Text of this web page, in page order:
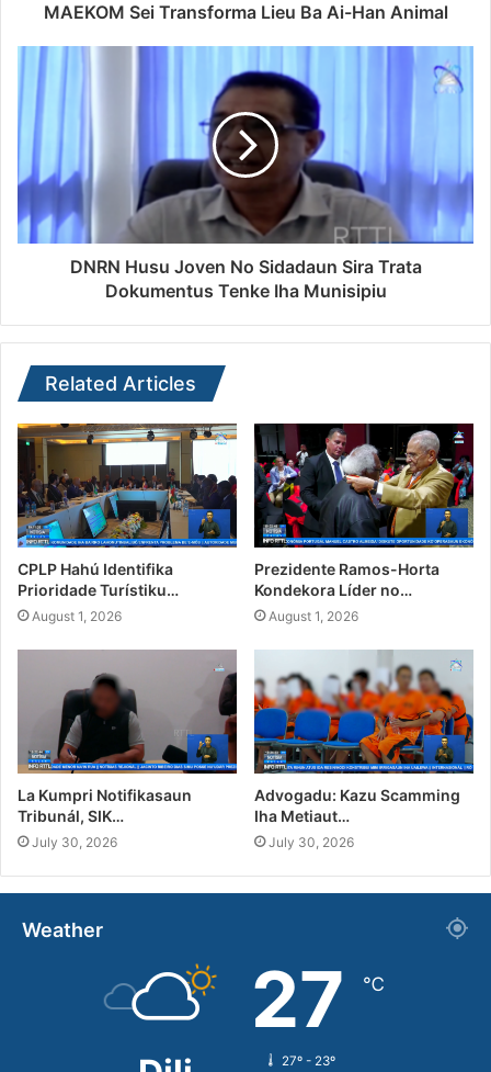
MAEKOM Sei Transforma Lieu Ba Ai-Han Animal
DNRN Husu Joven No Sidadaun Sira Trata
Dokumentus Tenke Iha Munisipiu
Related Articles
CPLP Hahú Identifika
Prioridade Turístiku…
August 1, 2026
Prezidente Ramos-Horta
Kondekora Líder no…
August 1, 2026
La Kumpri Notifikasaun
Tribunál, SIK…
July 30, 2026
Advogadu: Kazu Scamming
Iha Metiaut…
July 30, 2026
Weather
27 ℃
27º - 23º